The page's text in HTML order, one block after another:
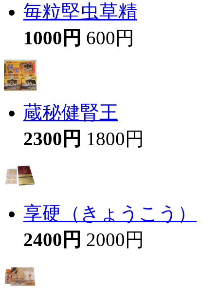
毎粒堅虫草精
1000円 600円
蔵秘健腎王
2300円 1800円
享硬（きょうこう）
2400円 2000円